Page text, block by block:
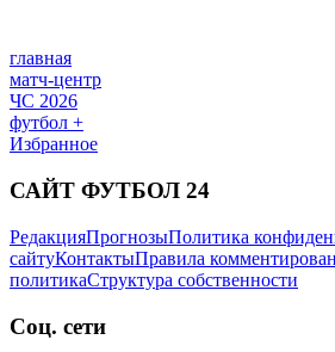
главная
матч-центр
ЧС 2026
футбол +
Избранное
САЙТ ФУТБОЛ 24
РедакцияПрогнозыПолитика
сайтуКонтактыПравила
политикаСтруктура собственности
Соц. сети